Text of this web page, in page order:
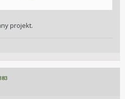
projekt.